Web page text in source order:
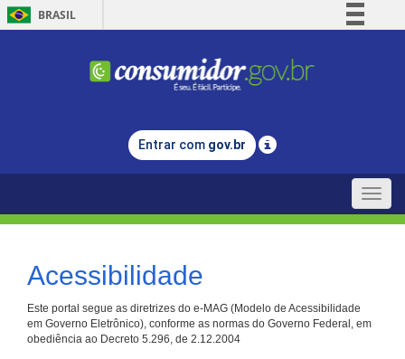
BRASIL
Comunica BR
Legislação
Entrar com gov.br
Toggle
Acessibilidade
Este portal segue as diretrizes do e-MAG (Modelo de Acessibilidade
em Governo Eletrônico), conforme as normas do Governo Federal, em
obediência ao Decreto 5.296, de 2.12.2004